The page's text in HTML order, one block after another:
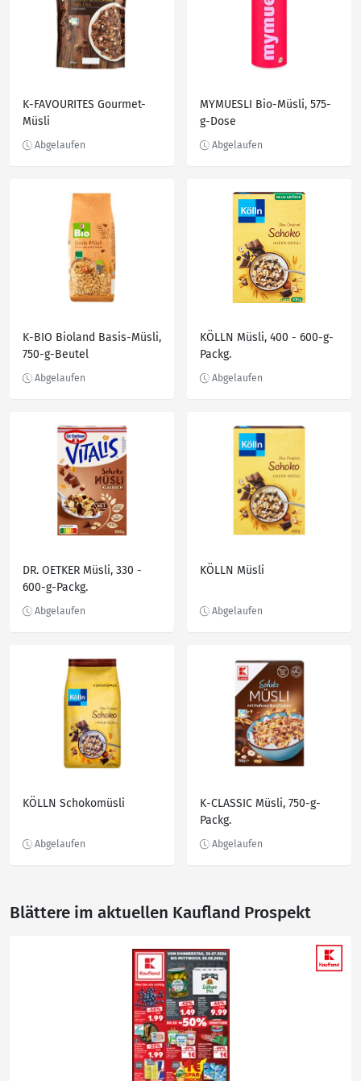
K-FAVOURITES Gourmet-
Müsli
MYMUESLI Bio-Müsli, 575-
g-Dose
K-BIO Bioland Basis-Müsli,
750-g-Beutel
KÖLLN Müsli, 400 - 600-g-
Packg.
DR. OETKER Müsli, 330 -
600-g-Packg.
KÖLLN Müsli
KÖLLN Schokomüsli
K-CLASSIC Müsli, 750-g-
Packg.
Blättere im aktuellen Kaufland Prospekt